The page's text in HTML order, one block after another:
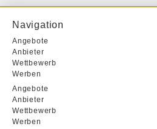
Navigation
Angebote
Anbieter
Wettbewerb
Werben
Angebote
Anbieter
Wettbewerb
Werben